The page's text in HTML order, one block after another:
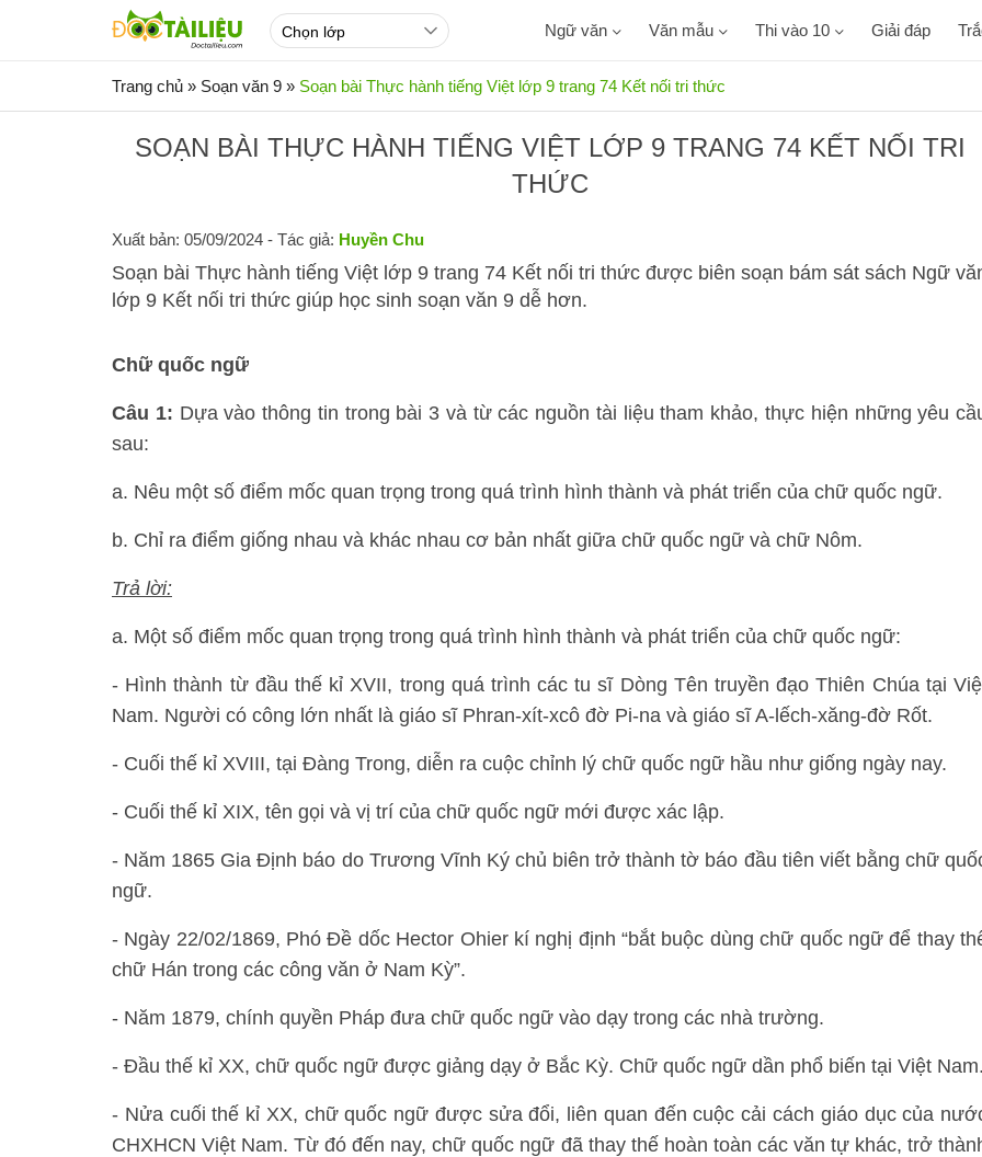
Ngữ văn Văn mẫu Thi vào 10 Giải đáp
Trang chủ » Soạn văn 9 » Soạn bài Thực hành tiếng Việt lớp 9 trang 74 Kết nối tri thức
SOẠN BÀI THỰC HÀNH TIẾNG VIỆT LỚP 9 TRANG 74 KẾT NỐI TRI
THỨC
Xuất bản: 05/09/2024 - Tác giả: Huyền Chu
Soạn bài Thực hành tiếng Việt lớp 9 trang 74 Kết nối tri thức được biên soạn bám sát sách Ngữ
lớp 9 Kết nối tri thức giúp học sinh soạn văn 9 dễ hơn.
Chữ quốc ngữ
Câu 1: Dựa vào thông tin trong bài 3 và từ các nguồn tài liệu tham khảo, thực hiện những yêu
sau:
a. Nêu một số điểm mốc quan trọng trong quá trình hình thành và phát triển của chữ quốc ngữ.
b. Chỉ ra điểm giống nhau và khác nhau cơ bản nhất giữa chữ quốc ngữ và chữ Nôm.
Trả lời:
a. Một số điểm mốc quan trọng trong quá trình hình thành và phát triển của chữ quốc ngữ:
- Hình thành từ đầu thế kỉ XVII, trong quá trình các tu sĩ Dòng Tên truyền đạo Thiên Chúa tại
Nam. Người có công lớn nhất là giáo sĩ Phran-xít-xcô đờ Pi-na và giáo sĩ A-lếch-xăng-đờ Rốt.
- Cuối thế kỉ XVIII, tại Đàng Trong, diễn ra cuộc chỉnh lý chữ quốc ngữ hầu như giống ngày nay.
- Cuối thế kỉ XIX, tên gọi và vị trí của chữ quốc ngữ mới được xác lập.
- Năm 1865 Gia Định báo do Trương Vĩnh Ký chủ biên trở thành tờ báo đầu tiên viết bằng chữ
ngữ.
- Ngày 22/02/1869, Phó Đề dốc Hector Ohier kí nghị định “bắt buộc dùng chữ quốc ngữ để thay
chữ Hán trong các công văn ở Nam Kỳ”.
- Năm 1879, chính quyền Pháp đưa chữ quốc ngữ vào dạy trong các nhà trường.
- Đầu thế kỉ XX, chữ quốc ngữ được giảng dạy ở Bắc Kỳ. Chữ quốc ngữ dần phổ biến tại Việt Nam.
- Nửa cuối thế kỉ XX, chữ quốc ngữ được sửa đổi, liên quan đến cuộc cải cách giáo dục của
CHXHCN Việt Nam. Từ đó đến nay, chữ quốc ngữ đã thay thế hoàn toàn các văn tự khác, trở